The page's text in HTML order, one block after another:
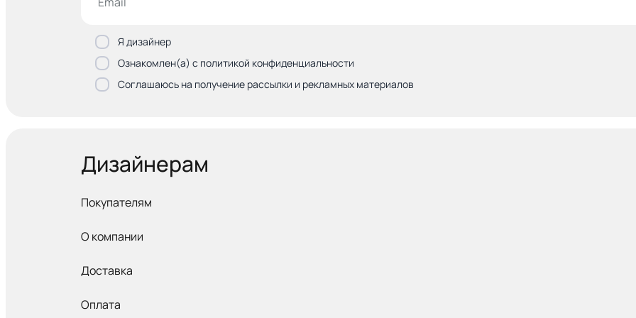
Я дизайнер
Ознакомлен(а) с политикой конфиденциальности
Соглашаюсь на получение рассылки и рекламных материалов
Дизайнерам
Покупателям
О компании
Доставка
Оплата